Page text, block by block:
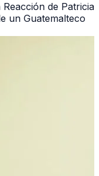
Reacción de Patricia
un Guatemalteco